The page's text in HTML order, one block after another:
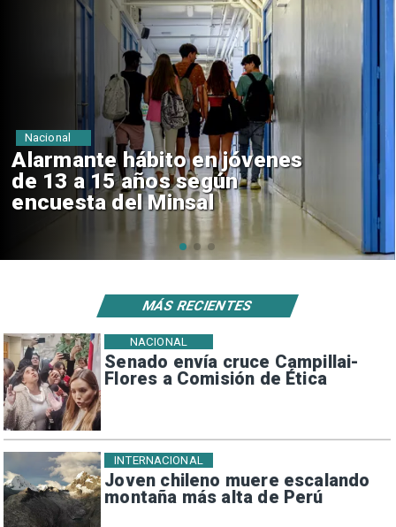
Aprueban creación del Parque
Sebastián Piñera con inversión
de $4 mil millones
Regiones
Senado envía cruce Campillai-
Flores a Comisión de Ética
NACIONAL
Joven chileno muere escalando
montaña más alta de Perú
INTERNACIONAL
MÁS RECIENTES